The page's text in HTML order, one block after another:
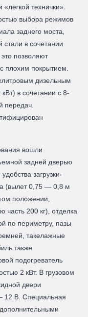
технички».
выбора режимов
заднего моста,
стали в сочетании
позволяют
плохим покрытием.
дизельным
в сочетании с 8-
передач.
вошли
задней дверью
загрузки-
(вылет 0,75 — 0,8 м
положении,
часть 200 кг), отделка
по периметру, пазы
такелажные
также
подогреватель
2 кВт. В грузовом
двери
12 В. Специальная